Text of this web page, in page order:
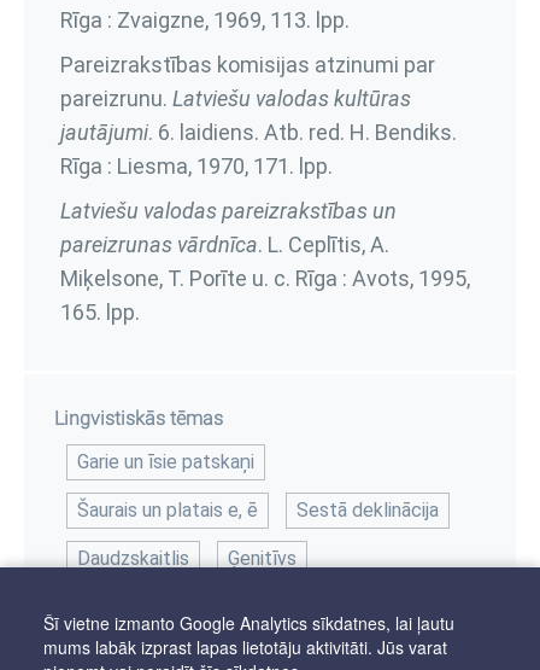
Rīga : Zvaigzne, 1969, 113. lpp.
Pareizrakstības komisijas atzinumi par
pareizrunu. Latviešu valodas kultūras
jautājumi. 6. laidiens. Atb. red. H. Bendiks.
Rīga : Liesma, 1970, 171. lpp.
Latviešu valodas pareizrakstības un
pareizrunas vārdnīca. L. Ceplītis, A.
Miķelsone, T. Porīte u. c. Rīga : Avots, 1995,
165. lpp.
Lingvistiskās tēmas
Garie un īsie patskaņi
Šaurais un platais e, ē Sestā deklinācija
Daudzskaitlis Ģenitīvs
Šī vietne izmanto Google Analytics sīkdatnes, lai ļautu
mums labāk izprast lapas lietotāju aktivitāti. Jūs varat